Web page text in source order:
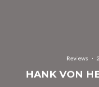
Reviews ·
HANK VON